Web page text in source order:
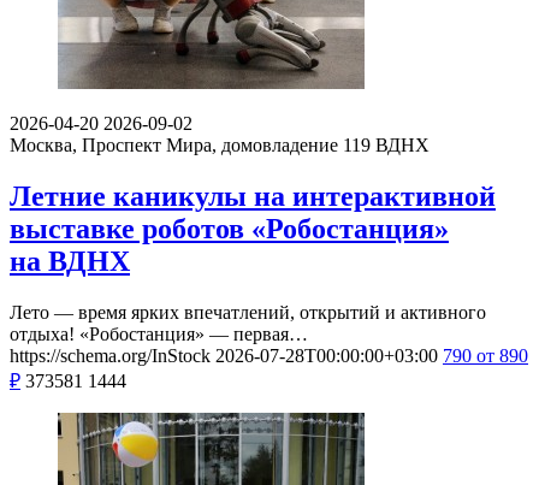
2026-04-20 2026-09-02
Москва, Проспект Мира, домовладение 119 ВДНХ
Летние каникулы на интерактивной
выставке роботов «Робостанция»
на ВДНХ
Лето — время ярких впечатлений, открытий и активного
отдыха! «Робостанция» — первая…
https://schema.org/InStock 2026-07-28T00:00:00+03:00 790 от 890
₽ 373581 1444